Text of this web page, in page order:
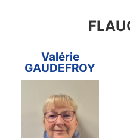
Valérie
GAUDEFROY